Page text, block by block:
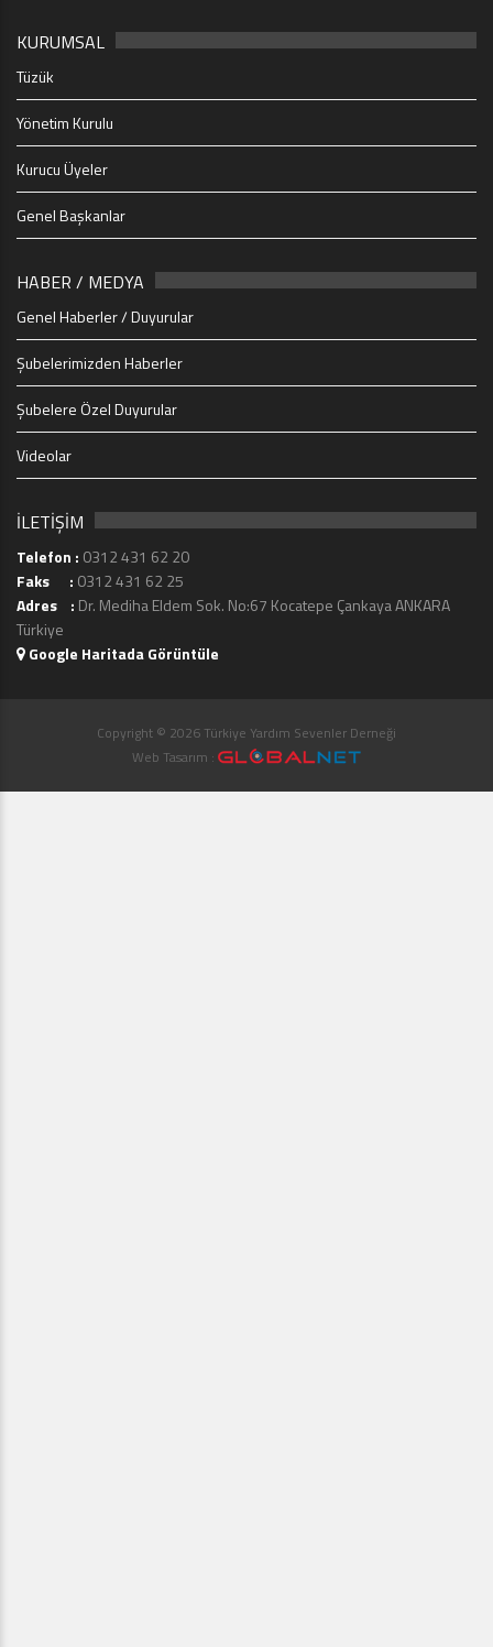
KURUMSAL
Tüzük
Yönetim Kurulu
Kurucu Üyeler
Genel Başkanlar
HABER / MEDYA
Genel Haberler / Duyurular
Şubelerimizden Haberler
Şubelere Özel Duyurular
Videolar
İLETİŞİM
Telefon : 0312 431 62 20
Faks : 0312 431 62 25
Adres : Dr. Mediha Eldem Sok. No:67 Kocatepe Çankaya ANKARA
Türkiye
Google Haritada Görüntüle
Copyright © 2026 Türkiye Yardım Sevenler Derneği
Web Tasarım :